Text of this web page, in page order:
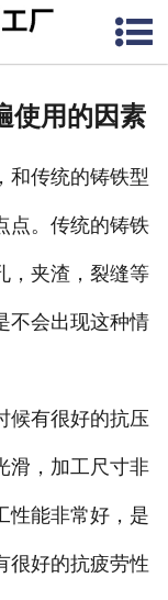
站首页
产设备
使用的因素
和传统的铸铁型
点。传统的铸铁
，夹渣，裂缝等
不会出现这种情
候有很好的抗压
滑，加工尺寸非
性能非常好，是
很好的抗疲劳性